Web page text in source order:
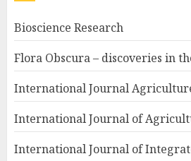
Bioscience Research
Flora Obscura – discoveries in
International Journal
International Journal of
International Journal of